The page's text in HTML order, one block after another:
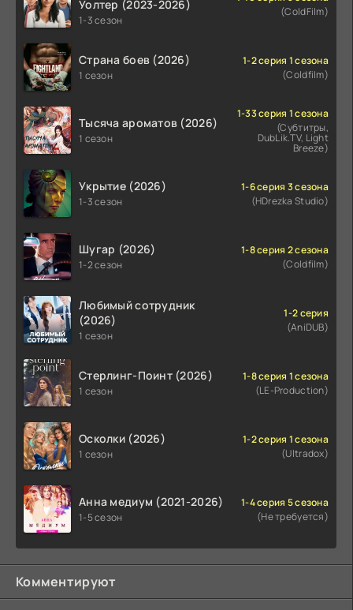
Уолтер (2023-2026)
1-3 сезон
(ColdFilm)
Страна боев (2026)
1 сезон
1-2 серия 1 сезона
(Coldfilm)
Тысяча ароматов (2026)
1 сезон
1-33 серия 1 сезона
(Субтитры,
DubLik.TV, Light
Breeze)
Укрытие (2026)
1-3 сезон
1-6 серия 3 сезона
(HDrezka Studio)
Шугар (2026)
1-2 сезон
1-8 серия 2 сезона
(Coldfilm)
Любимый сотрудник
(2026)
1 сезон
1-2 серия
(AniDUB)
Стерлинг-Поинт (2026)
1 сезон
1-8 серия 1 сезона
(LE-Production)
Осколки (2026)
1 сезон
1-2 серия 1 сезона
(Ultradox)
Анна медиум (2021-2026)
1-5 сезон
1-4 серия 5 сезона
(Не требуется)
Комментируют